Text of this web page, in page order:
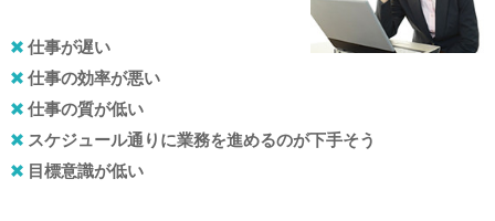
仕事が遅い
仕事の効率が悪い
仕事の質が低い
スケジュール通りに業務を進めるのが下手そう
目標意識が低い